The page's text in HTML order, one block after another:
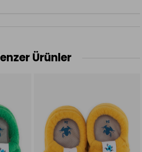
Ürünler